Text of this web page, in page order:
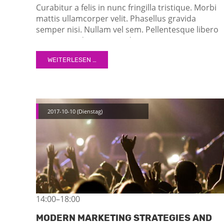
Curabitur a felis in nunc fringilla tristique. Morbi
mattis ullamcorper velit. Phasellus gravida
semper nisi. Nullam vel sem. Pellentesque libero
tortor, tincidunt et, tincidunt eget, semper nec,
quam. Sed hendrerit. Morbi ac felis. Nunc egestas,
augue at pellentesque laoreet.
WEITERLESEN …
2017-10-10 (Dienstag)
14:00–18:00
MODERN MARKETING STRATEGIES AND